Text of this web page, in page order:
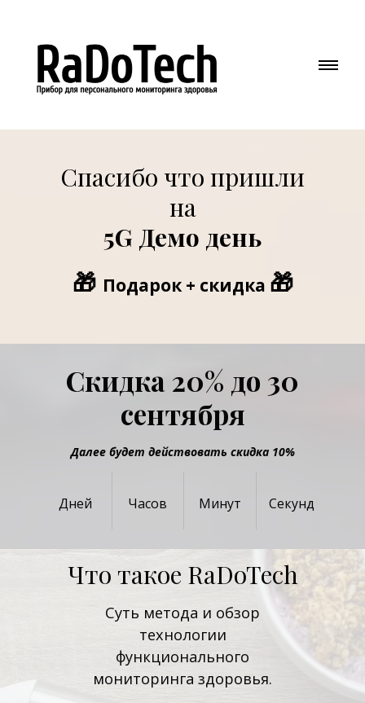
Спасибо что пришли
на
5G Демо день
🎁 Подарок + скидка 🎁
Скидка 20% до 30
сентября
Далее будет действовать скидка 10%
Дней Часов Минут Секунд
Что такое RaDoTech
Суть метода и обзор
технологии
функционального
мониторинга здоровья.